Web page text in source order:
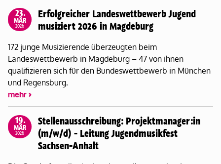
23.
MÄR
2026
Erfolgreicher Landeswettbewerb Jugend
musiziert 2026 in Magdeburg
172 junge Musizierende überzeugten beim
Landeswettbewerb in Magdeburg – 47 von ihnen
qualifizieren sich für den Bundeswettbewerb in München
und Regensburg.
mehr
19.
MÄR
2026
Stellenausschreibung: Projektmanager:in
(m/w/d) - Leitung Jugendmusikfest
Sachsen-Anhalt